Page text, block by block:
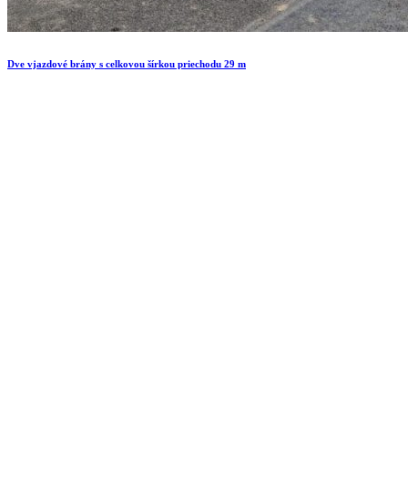
Dve vjazdové brány s celkovou šírkou priechodu 29 m